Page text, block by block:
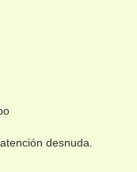
desnuda.